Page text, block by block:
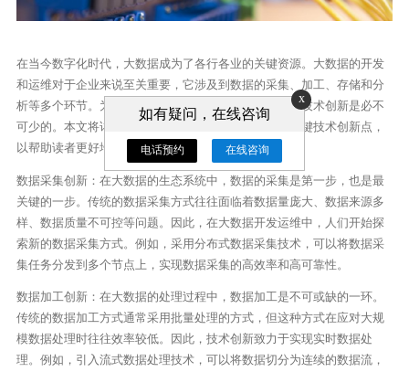
在当今数字化时代，大数据成为了各行各业的关键资源。大数据的开发
和运维对于企业来说至关重要，它涉及到数据的采集、加工、存储和分
析等多个环节。为了应对大数据时代的挑战，不断进行技术创新是必不
可少的。本文将详细介绍大数据开发运维领域的几个关键技术创新点，
以帮助读者更好地理解和应用大数据。
数据采集创新：在大数据的生态系统中，数据的采集是第一步，也是最
关键的一步。传统的数据采集方式往往面临着数据量庞大、数据来源多
样、数据质量不可控等问题。因此，在大数据开发运维中，人们开始探
索新的数据采集方式。例如，采用分布式数据采集技术，可以将数据采
集任务分发到多个节点上，实现数据采集的高效率和高可靠性。
数据加工创新：在大数据的处理过程中，数据加工是不可或缺的一环。
传统的数据加工方式通常采用批量处理的方式，但这种方式在应对大规
模数据处理时往往效率较低。因此，技术创新致力于实现实时数据处
理。例如，引入流式数据处理技术，可以将数据切分为连续的数据流，
x
如有疑问，在线咨询
电话预约 在线咨询